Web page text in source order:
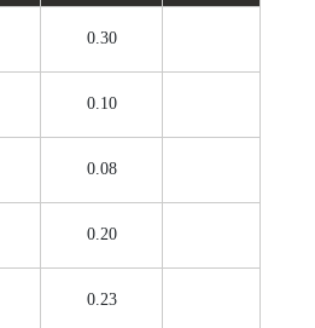
0.30
0.10
0.08
0.20
0.23